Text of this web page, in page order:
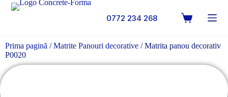
0772 234 268
Prima pagină /Matrite Panouri decorative / Matrita panou decorativ
P0020